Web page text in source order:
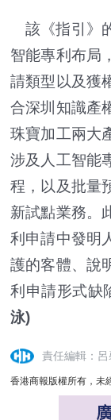
該《指引》
智能專利布局
請類型以及獲
合深圳知識產
珠寶加工兩大
涉及人工智能
程，以及批量
新試點業務。
利申請中發明
護的客體、說
利申請形式缺
泳)
責任編輯：呂
香港商報版權所有，未